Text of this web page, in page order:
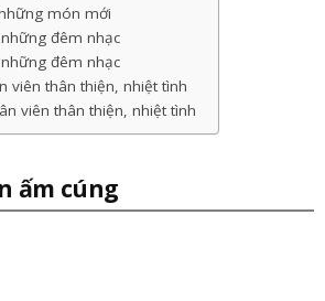
món mới
đêm nhạc
đêm nhạc
viên thân thiện, nhiệt tình
viên thân thiện, nhiệt tình
ấm cúng